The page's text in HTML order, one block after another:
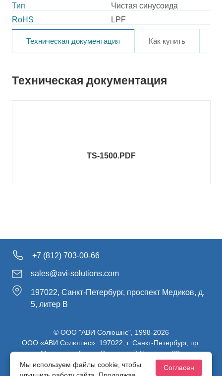
Тип
Чистая синусоида
RoHS
LPF
Техническая документация Как купить
Техническая документация
TS-1500.PDF
+7 (812) 703-00-66
sales@avi-solutions.com
197022, Санкт-Петербург, проспект Медиков, д.
5, литер В
© ООО "АВИ Солюшнс", 1998-2026
ООО «АВИ Солюшнс». 197022, г. Санкт-Петербург, пр.
Медиков, д.5, лит. В, ч. пом. 7-Н, ч. ком. 82.
ИНН 7813470830 / КПП 781301001 / ОГРН 1107847137980
Мы используем файлы cookie, чтобы
Согласен